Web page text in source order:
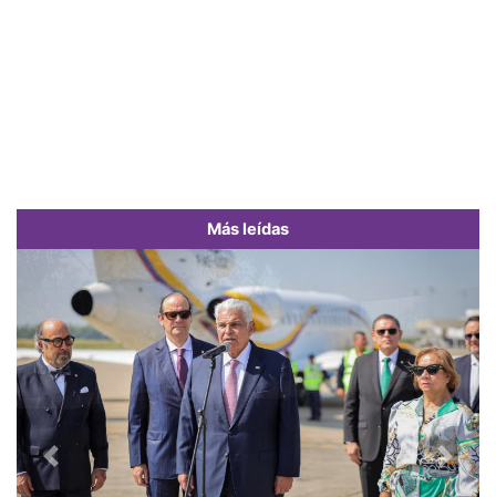
Más leídas
Previous Next